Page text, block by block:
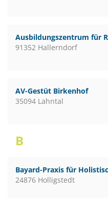
Ausbildungszentrum für
91352 Hallerndorf
AV-Gestüt Birkenhof
35094 Lahntal
B
Bayard-Praxis für
24876 Holligstedt